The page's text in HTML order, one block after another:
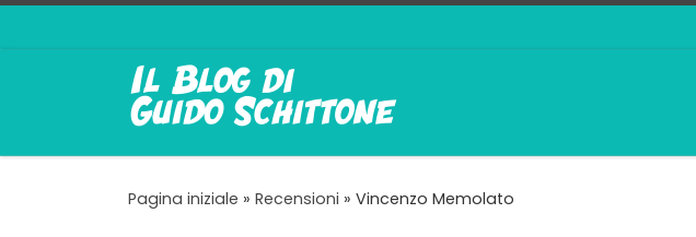
Pagina iniziale » Recensioni » Vincenzo Memolato